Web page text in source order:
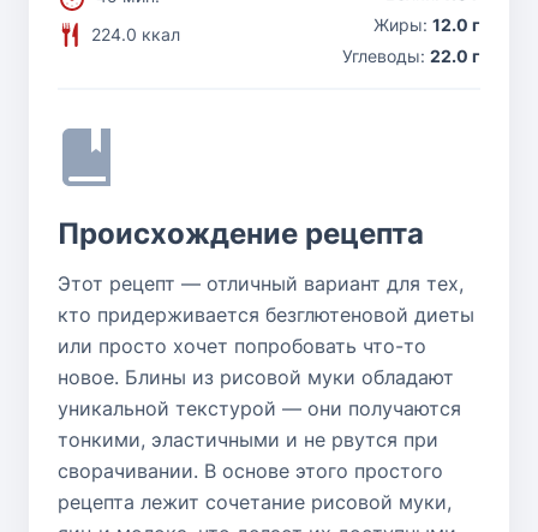
224.0 ккал
Жиры: 12.0 г
Углеводы: 22.0 г
Происхождение рецепта
Этот рецепт — отличный вариант для тех,
кто придерживается безглютеновой диеты
или просто хочет попробовать что-то
новое. Блины из рисовой муки обладают
уникальной текстурой — они получаются
тонкими, эластичными и не рвутся при
сворачивании. В основе этого простого
рецепта лежит сочетание рисовой муки,